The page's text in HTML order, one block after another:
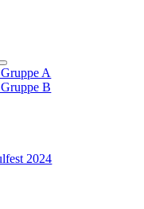
A
B
2024